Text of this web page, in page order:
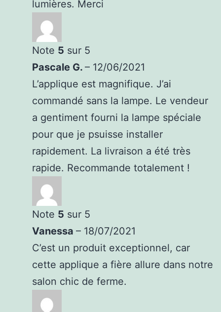
lumières. Merci
Note 5 sur 5
Pascale G. – 12/06/2021
L’applique est magnifique. J’ai
commandé sans la lampe. Le vendeur
a gentiment fourni la lampe spéciale
pour que je psuisse installer
rapidement. La livraison a été très
rapide. Recommande totalement !
Note 5 sur 5
Vanessa – 18/07/2021
C’est un produit exceptionnel, car
cette applique a fière allure dans notre
salon chic de ferme.